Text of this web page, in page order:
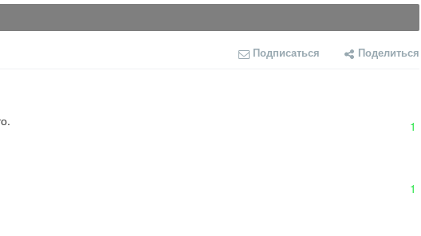
Подписаться Поделиться
1
1